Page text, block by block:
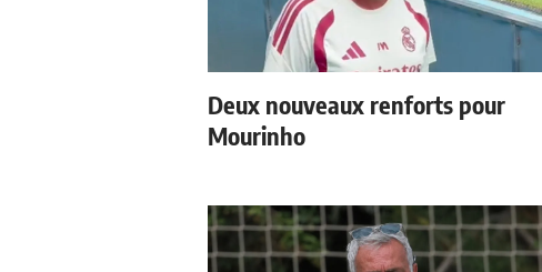
Deux nouveaux renforts pour
Mourinho